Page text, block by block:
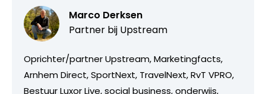
Marco Derksen
Partner bij Upstream
Oprichter/partner Upstream, Marketingfacts,
Arnhem Direct, SportNext, TravelNext, RvT VPRO,
Bestuur Luxor Live, social business, onderwijs,